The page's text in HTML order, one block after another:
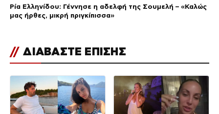
Ρία Ελληνίδου: Γέννησε η αδελφή της Σουμελή – «Καλώς
μας ήρθες, μικρή πριγκίπισσα»
// ΔΙΑΒΑΣΤΕ ΕΠΙΣΗΣ